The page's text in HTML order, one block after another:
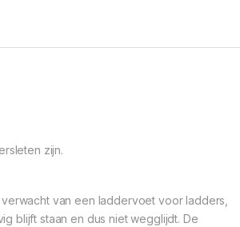
zijn.
van een laddervoet voor ladders,
blijft staan en dus niet wegglijdt. De